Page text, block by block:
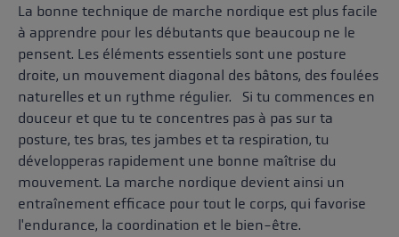
La bonne technique de marche nordique est plus facile
à apprendre pour les débutants que beaucoup ne le
pensent. Les éléments essentiels sont une posture
droite, un mouvement diagonal des bâtons, des foulées
naturelles et un rythme régulier. Si tu commences en
douceur et que tu te concentres pas à pas sur ta
posture, tes bras, tes jambes et ta respiration, tu
développeras rapidement une bonne maîtrise du
mouvement. La marche nordique devient ainsi un
entraînement efficace pour tout le corps, qui favorise
l'endurance, la coordination et le bien-être.